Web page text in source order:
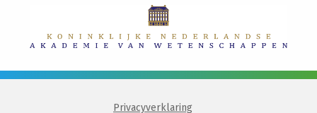
Privacyverklaring